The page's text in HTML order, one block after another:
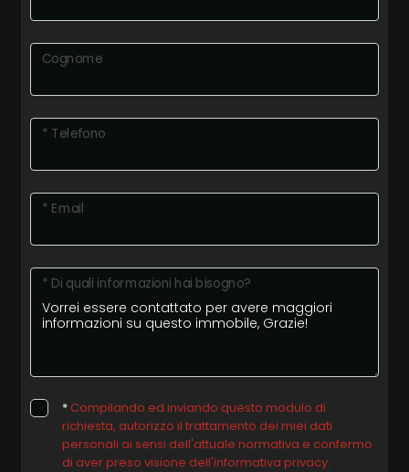
Cognome
* Telefono
* Email
* Di quali informazioni hai bisogno?
* Compilando ed inviando questo modulo di
richiesta, autorizzo il trattamento dei miei dati
personali ai sensi dell'attuale normativa e confermo
di aver preso visione dell'informativa privacy.